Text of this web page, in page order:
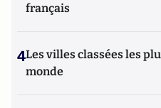
français
4Les villes classées les
monde